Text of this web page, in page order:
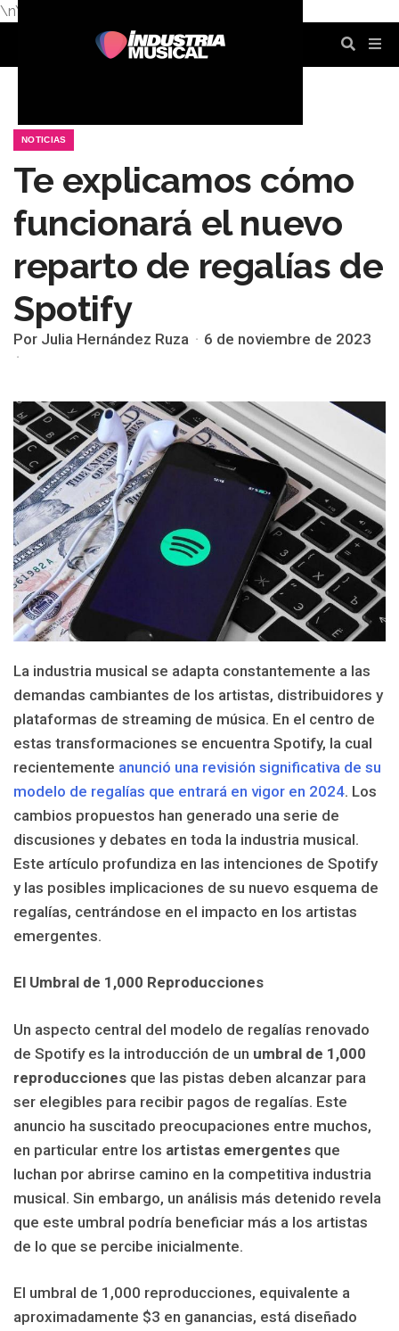
\n\n
NOTICIAS
Te explicamos cómo
funcionará el nuevo
reparto de regalías de
Spotify
Por Julia Hernández Ruza 6 de noviembre de 2023
La industria musical se adapta constantemente a las
demandas cambiantes de los artistas, distribuidores y
plataformas de streaming de música. En el centro de
estas transformaciones se encuentra Spotify, la cual
recientemente anunció una revisión significativa de su
modelo de regalías que entrará en vigor en 2024. Los
cambios propuestos han generado una serie de
discusiones y debates en toda la industria musical.
Este artículo profundiza en las intenciones de Spotify
y las posibles implicaciones de su nuevo esquema de
regalías, centrándose en el impacto en los artistas
emergentes.
El Umbral de 1,000 Reproducciones
Un aspecto central del modelo de regalías renovado
de Spotify es la introducción de un umbral de 1,000
reproducciones que las pistas deben alcanzar para
ser elegibles para recibir pagos de regalías. Este
anuncio ha suscitado preocupaciones entre muchos,
en particular entre los artistas emergentes que
luchan por abrirse camino en la competitiva industria
musical. Sin embargo, un análisis más detenido revela
que este umbral podría beneficiar más a los artistas
de lo que se percibe inicialmente.
El umbral de 1,000 reproducciones, equivalente a
aproximadamente $3 en ganancias, está diseñado